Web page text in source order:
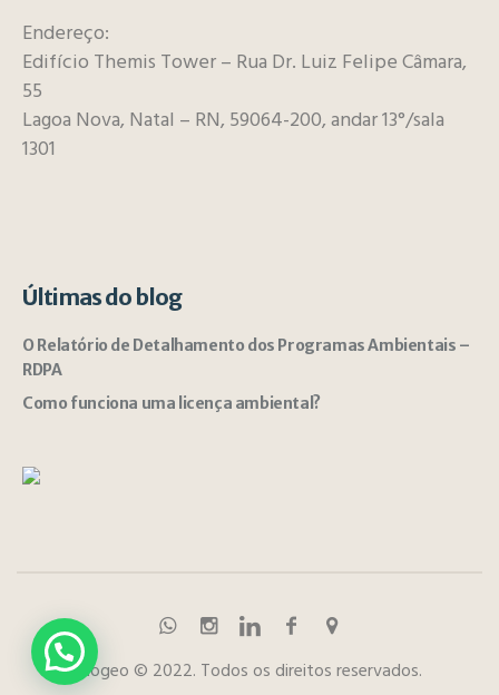
Endereço:
Edifício Themis Tower – Rua Dr. Luiz Felipe Câmara,
55
Lagoa Nova, Natal – RN, 59064-200, andar 13°/sala
1301
Últimas do blog
O Relatório de Detalhamento dos Programas Ambientais –
RDPA
Como funciona uma licença ambiental?
Biogeo © 2022. Todos os direitos reservados.